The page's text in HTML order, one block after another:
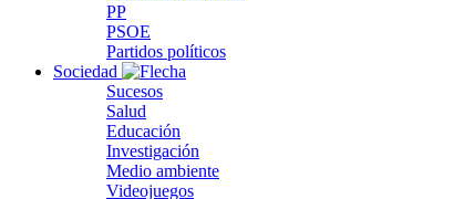
PP
PSOE
Partidos políticos
Sociedad
Sucesos
Salud
Educación
Investigación
Medio ambiente
Videojuegos